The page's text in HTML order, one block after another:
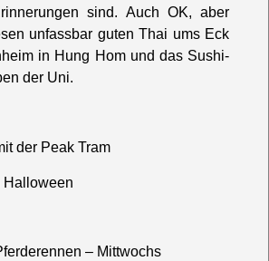
sind. Auch OK, aber
unfassbar guten Thai ums Eck
in Hung Hom und das Sushi-
der Uni.
der Peak Tram
Halloween
– Mittwochs